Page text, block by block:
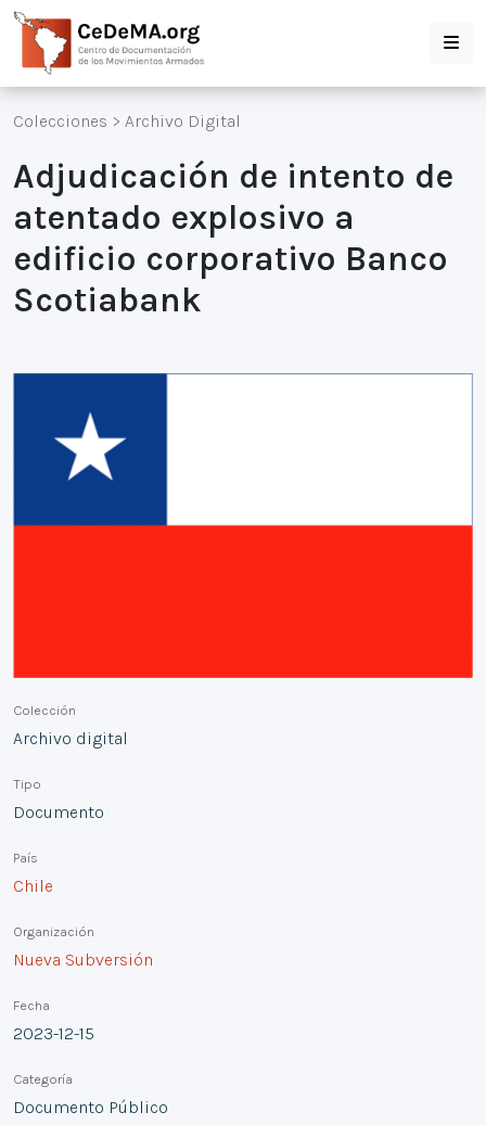
Colecciones > Archivo Digital
Adjudicación de intento de
atentado explosivo a
edificio corporativo Banco
Scotiabank
Colección
Archivo digital
Tipo
Documento
País
Chile
Organización
Nueva Subversión
Fecha
2023-12-15
Categoría
Documento Público